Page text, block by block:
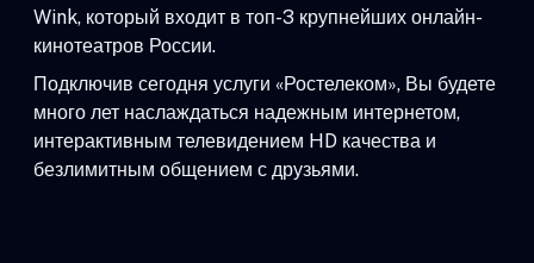
Wink, который входит в топ-3 крупнейших онлайн-
кинотеатров России.
Подключив сегодня услуги «Ростелеком», Вы будете
много лет наслаждаться надежным интернетом,
интерактивным телевидением HD качества и
безлимитным общением с друзьями.